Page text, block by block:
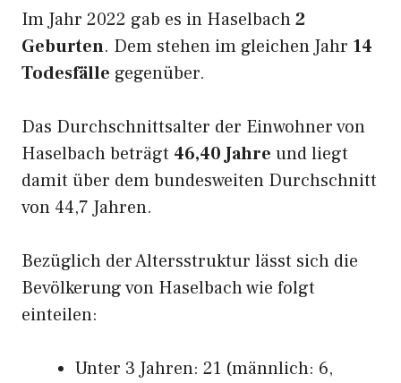
Im Jahr 2022 gab es in Haselbach2
Geburten. Dem stehen im gleichen Jahr 14
Todesfälle gegenüber.
Das Durchschnittsalter der Einwohner von
Haselbach beträgt 46,40 Jahre und liegt
damit über dem bundesweiten Durchschnitt
von 44,7 Jahren.
Bezüglich der Altersstruktur lässt sich die
Bevölkerung von Haselbach wie folgt
einteilen:
Unter 3 Jahren: 21 (männlich: 6,